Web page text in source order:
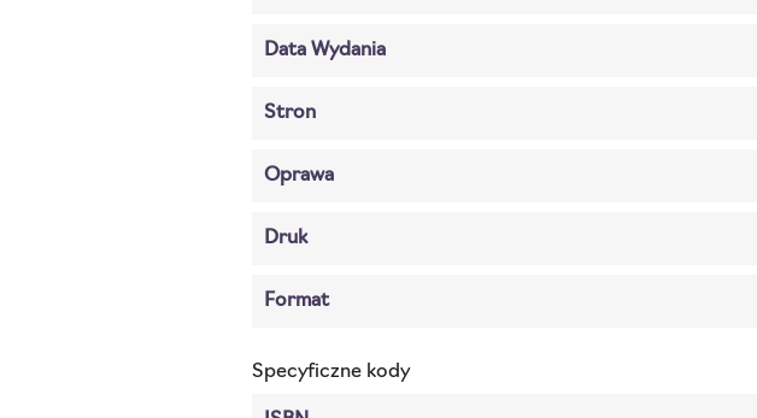
Data Wydania
Stron
Oprawa
Druk
Format
Specyficzne kody